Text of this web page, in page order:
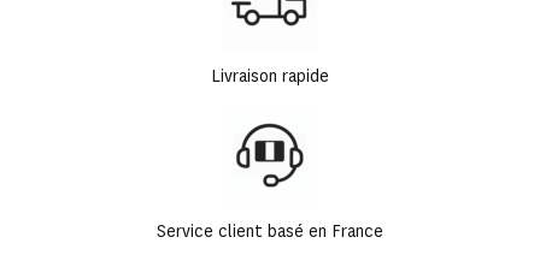
Livraison rapide
Service client basé en France